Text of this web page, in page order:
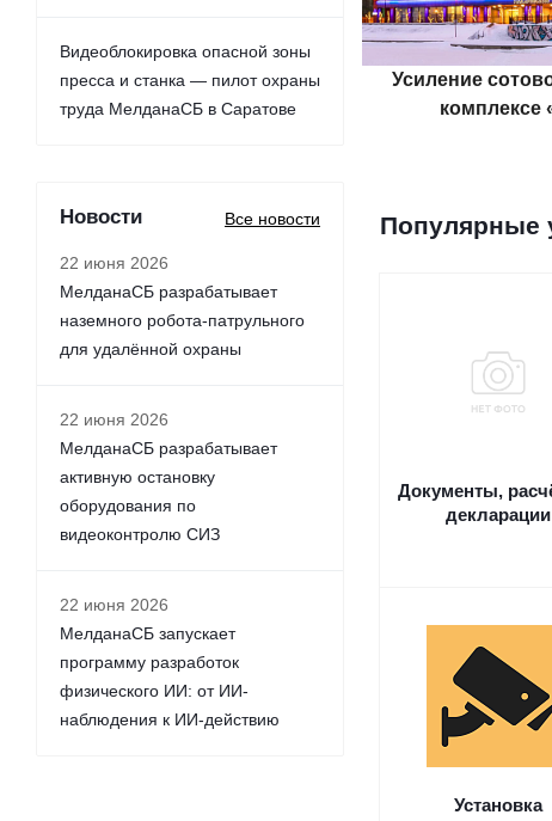
Усиление
комплексе
Популярные
Документы,
декларации
Установка
Видеоблокировка опасной зоны
пресса и станка — пилот охраны
труда МелданаСБ в Саратове
Новости Все новости
22 июня 2026
МелданаСБ разрабатывает
наземного робота-патрульного
для удалённой охраны
22 июня 2026
МелданаСБ разрабатывает
активную остановку
оборудования по
видеоконтролю СИЗ
22 июня 2026
МелданаСБ запускает
программу разработок
физического ИИ: от ИИ-
наблюдения к ИИ-действию